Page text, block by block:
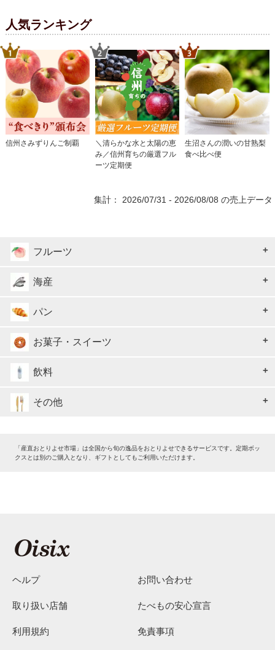
人気ランキング
信州さみずりんご制覇
＼清らかな水と太陽の恵
み／信州育ちの厳選フル
ーツ定期便
生沼さんの潤いの甘熟梨
食べ比べ便
集計： 2026/07/31 - 2026/08/08 の売上データ
フルーツ
海産
パン
お菓子・スイーツ
飲料
その他
「産直おとりよせ市場」は全国から旬の逸品をおとりよせできるサービスです。定期ボッ
クスとは別のご購入となり、ギフトとしてもご利用いただけます。
ヘルプ お問い合わせ
取り扱い店舗 たべもの安心宣言
利用規約 免責事項